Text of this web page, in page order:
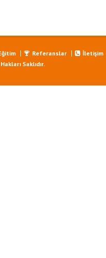
Referanslar
İletişim
Saklıdır.